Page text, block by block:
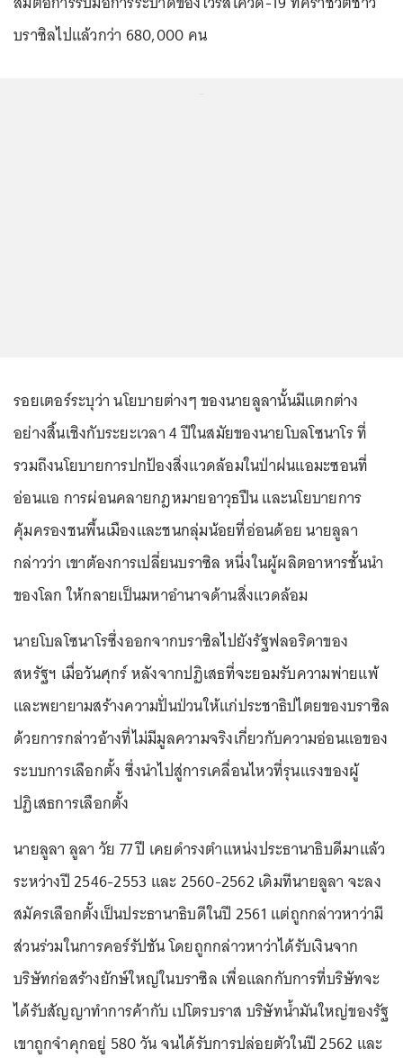
บราซิลไปแล้วกว่า 680,000 คน
รอยเตอร์ระบุว่า นโยบายต่างๆ ของนายลูลานั้นมีแตกต่าง
อย่างสิ้นเชิงกับระยะเวลา 4 ปีในสมัยของนายโบลโซนาโร ที่
รวมถึงนโยบายการปกป้องสิ่งแวดล้อมในป่าฝนแอมะซอนที่
อ่อนแอ การผ่อนคลายกฎหมายอาวุธปืน และนโยบายการ
คุ้มครองชนพื้นเมืองและชนกลุ่มน้อยที่อ่อนด้อย นายลูลา
กล่าวว่า เขาต้องการเปลี่ยนบราซิล หนึ่งในผู้ผลิตอาหารชั้นนำ
ของโลก ให้กลายเป็นมหาอำนาจด้านสิ่งแวดล้อม
นายโบลโซนาโรซึ่งออกจากบราซิลไปยังรัฐฟลอริดาของ
สหรัฐฯ เมื่อวันศุกร์ หลังจากปฏิเสธที่จะยอมรับความพ่ายแพ้
และพยายามสร้างความปั่นป่วนให้แก่ประชาธิปไตยของบราซิล
ด้วยการกล่าวอ้างที่ไม่มีมูลความจริงเกี่ยวกับความอ่อนแอของ
ระบบการเลือกตั้ง ซึ่งนำไปสู่การเคลื่อนไหวที่รุนแรงของผู้
ปฏิเสธการเลือกตั้ง
นายลูลา ลูลา วัย 77 ปี เคยดำรงตำแหน่งประธานาธิบดีมาแล้ว
ระหว่างปี 2546-2553 และ 2560-2562 เดิมทีนายลูลา จะลง
สมัครเลือกตั้งเป็นประธานาธิบดีในปี 2561 แต่ถูกกล่าวหาว่ามี
ส่วนร่วมในการคอร์รัปชัน โดยถูกกล่าวหาว่าได้รับเงินจาก
บริษัทก่อสร้างยักษ์ใหญ่ในบราซิล เพื่อแลกกับการที่บริษัทจะ
ได้รับสัญญาทำการค้ากับ เปโตรบราส บริษัทน้ำมันใหญ่ของรัฐ
เขาถูกจำคุกอยู่ 580 วัน จนได้รับการปล่อยตัวในปี 2562 และ